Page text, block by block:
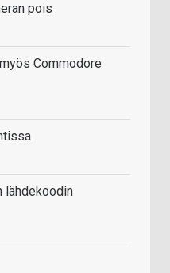
pois
Commodore
lähdekoodin